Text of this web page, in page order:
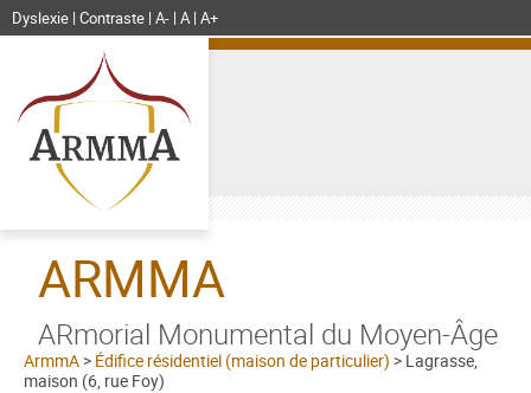
Dyslexie Contraste A- A A+
ARMMA
ARmorial Monumental du Moyen-Âge
ArmmA > Édifice résidentiel (maison de particulier) > Lagrasse,
maison (6, rue Foy)